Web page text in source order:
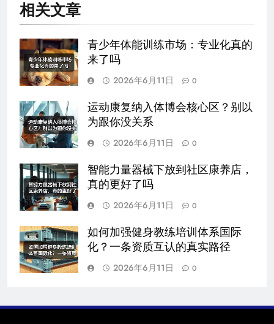
相关文章
青少年体能训练市场：专业化真的
来了吗
2026年6月11日
0
运动康复纳入体博会核心区？别以
为跟你没关系
2026年6月11日
0
智能力量器械下放到社区康养店，
真的更好了吗
2026年6月11日
0
如何加强健身教练培训体系国际
化？一条资质互认的真实路径
2026年6月11日
0